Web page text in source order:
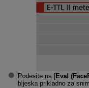
Podesite na [Eval
bljeska prikladno za